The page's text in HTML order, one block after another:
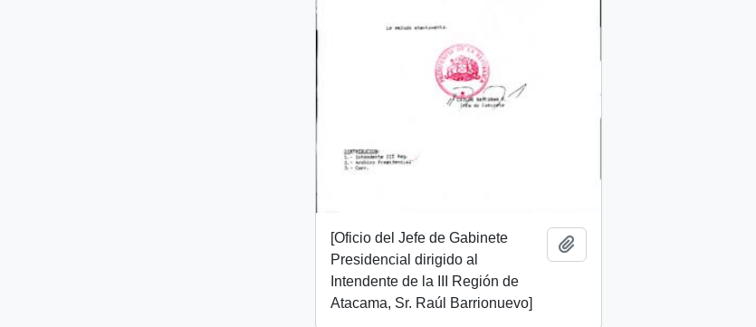
[Oficio del Jefe de Gabinete
Presidencial dirigido al
Intendente de la III Región de
Atacama, Sr. Raúl Barrionuevo]